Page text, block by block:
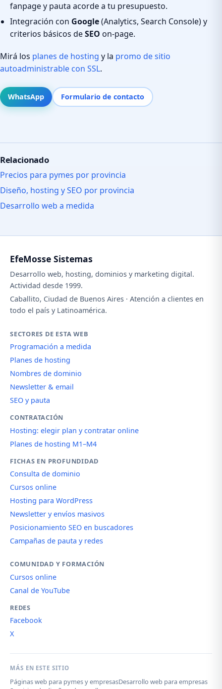
fanpage y pauta acorde a tu presupuesto.
Integración con Google(Analytics, Search Console) y
criterios básicos deSEO on-page.
Mirá los planes de hosting y la promo de sitio
autoadministrable con SSL.
WhatsApp Formulario de contacto
Relacionado
Precios para pymes por provincia
Diseño, hosting y SEO por provincia
Desarrollo web a medida
EfeMosse Sistemas
Desarrollo web, hosting, dominios y marketing digital.
Actividad desde 1999.
Caballito, Ciudad de Buenos Aires · Atención a clientes en
todo el país y Latinoamérica.
SECTORES DE ESTA WEB
Programación a medida
Planes de hosting
Nombres de dominio
Newsletter & email
SEO y pauta
CONTRATACIÓN
Hosting: elegir plan y contratar online
Planes de hosting M1–M4
FICHAS EN PROFUNDIDAD
Consulta de dominio
Cursos online
Hosting para WordPress
Newsletter y envíos masivos
Posicionamiento SEO en buscadores
Campañas de pauta y redes
COMUNIDAD Y FORMACIÓN
Cursos online
Canal de YouTube
REDES
Facebook
X
MÁS EN ESTE SITIO
Páginas web para pymes y empresasDesarrollo web para empresas